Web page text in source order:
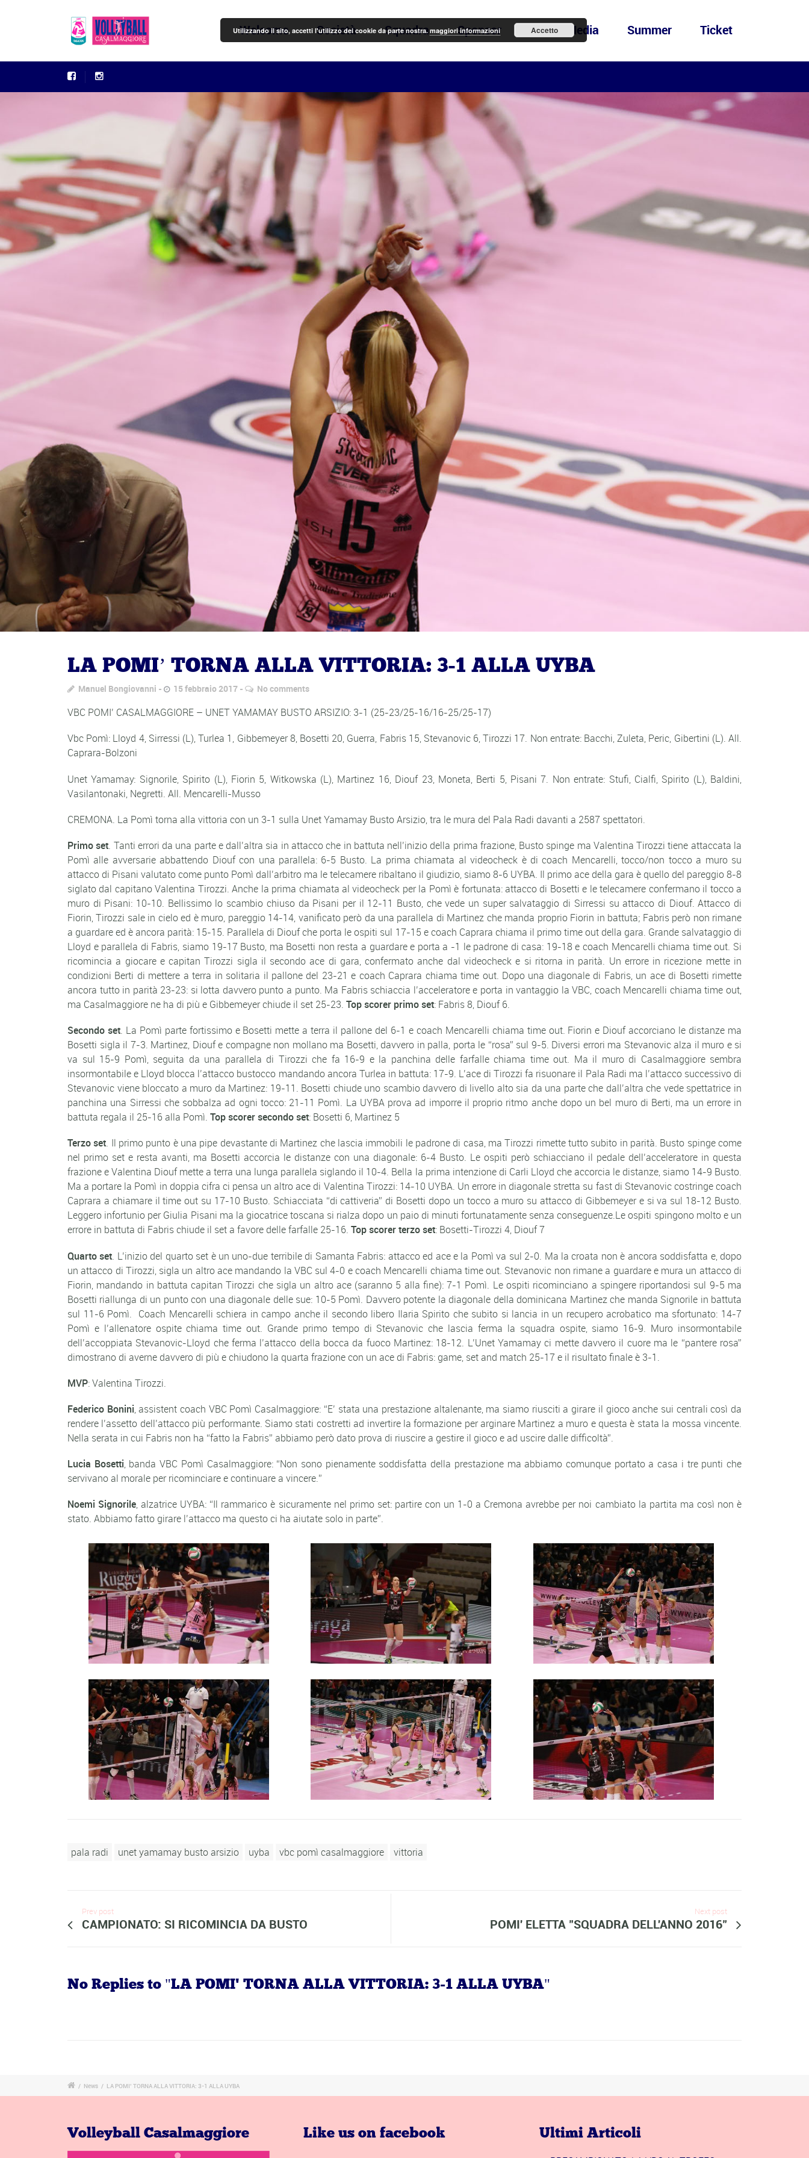
Welcome Società Squadra Sponsor News&Media Summer Ticket
LA POMI’ TORNA ALLA VITTORIA: 3-1 ALLA UYBA
Manuel Bongiovanni 15 febbraio 2017 No comments
VBC POMI’ CASALMAGGIORE – UNET YAMAMAY BUSTO ARSIZIO: 3-1 (25-23/25-16/16-25/25-17)
Vbc Pomì: Lloyd 4, Sirressi (L), Turlea 1, Gibbemeyer 8, Bosetti 20, Guerra, Fabris 15, Stevanovic 6, Tirozzi 17. Non entrate: Bacchi, Zuleta, Peric, Gibertini (L). All.
Caprara-Bolzoni
Unet Yamamay: Signorile, Spirito (L), Fiorin 5, Witkowska (L), Martinez 16, Diouf 23, Moneta, Berti 5, Pisani 7. Non entrate: Stufi, Cialfi, Spirito (L), Baldini,
Vasilantonaki, Negretti. All. Mencarelli-Musso
CREMONA. La Pomì torna alla vittoria con un 3-1 sulla Unet Yamamay Busto Arsizio, tra le mura del Pala Radi davanti a 2587 spettatori.
Primo set. Tanti errori da una parte e dall’altra sia in attacco che in battuta nell’inizio della prima frazione, Busto spinge ma Valentina Tirozzi tiene attaccata la
Pomì alle avversarie abbattendo Diouf con una parallela: 6-5 Busto. La prima chiamata al videocheck è di coach Mencarelli, tocco/non tocco a muro su
attacco di Pisani valutato come punto Pomì dall’arbitro ma le telecamere ribaltano il giudizio, siamo 8-6 UYBA. Il primo ace della gara è quello del pareggio 8-8
siglato dal capitano Valentina Tirozzi. Anche la prima chiamata al videocheck per la Pomì è fortunata: attacco di Bosetti e le telecamere confermano il tocco a
muro di Pisani: 10-10. Bellissimo lo scambio chiuso da Pisani per il 12-11 Busto, che vede un super salvataggio di Sirressi su attacco di Diouf. Attacco di
Fiorin, Tirozzi sale in cielo ed è muro, pareggio 14-14, vanificato però da una parallela di Martinez che manda proprio Fiorin in battuta; Fabris però non rimane
a guardare ed è ancora parità: 15-15. Parallela di Diouf che porta le ospiti sul 17-15 e coach Caprara chiama il primo time out della gara. Grande salvataggio di
Lloyd e parallela di Fabris, siamo 19-17 Busto, ma Bosetti non resta a guardare e porta a -1 le padrone di casa: 19-18 e coach Mencarelli chiama time out. Si
ricomincia a giocare e capitan Tirozzi sigla il secondo ace di gara, confermato anche dal videocheck e si ritorna in parità. Un errore in ricezione mette in
condizioni Berti di mettere a terra in solitaria il pallone del 23-21 e coach Caprara chiama time out. Dopo una diagonale di Fabris, un ace di Bosetti rimette
ancora tutto in parità 23-23: si lotta davvero punto a punto. Ma Fabris schiaccia l’acceleratore e porta in vantaggio la VBC, coach Mencarelli chiama time out,
ma Casalmaggiore ne ha di più e Gibbemeyer chiude il set 25-23. Top scorer primo set: Fabris 8, Diouf 6.
Secondo set. La Pomì parte fortissimo e Bosetti mette a terra il pallone del 6-1 e coach Mencarelli chiama time out. Fiorin e Diouf accorciano le distanze ma
Bosetti sigla il 7-3. Martinez, Diouf e compagne non mollano ma Bosetti, davvero in palla, porta le “rosa” sul 9-5. Diversi errori ma Stevanovic alza il muro e si
va sul 15-9 Pomì, seguita da una parallela di Tirozzi che fa 16-9 e la panchina delle farfalle chiama time out. Ma il muro di Casalmaggiore sembra
insormontabile e Lloyd blocca l’attacco bustocco mandando ancora Turlea in battuta: 17-9. L’ace di Tirozzi fa risuonare il Pala Radi ma l’attacco successivo di
Stevanovic viene bloccato a muro da Martinez: 19-11. Bosetti chiude uno scambio davvero di livello alto sia da una parte che dall’altra che vede spettatrice in
panchina una Sirressi che sobbalza ad ogni tocco: 21-11 Pomì. La UYBA prova ad imporre il proprio ritmo anche dopo un bel muro di Berti, ma un errore in
battuta regala il 25-16 alla Pomì. Top scorer secondo set: Bosetti 6, Martinez 5
Terzo set. Il primo punto è una pipe devastante di Martinez che lascia immobili le padrone di casa, ma Tirozzi rimette tutto subito in parità. Busto spinge come
nel primo set e resta avanti, ma Bosetti accorcia le distanze con una diagonale: 6-4 Busto. Le ospiti però schiacciano il pedale dell’acceleratore in questa
frazione e Valentina Diouf mette a terra una lunga parallela siglando il 10-4. Bella la prima intenzione di Carli Lloyd che accorcia le distanze, siamo 14-9 Busto.
Ma a portare la Pomì in doppia cifra ci pensa un altro ace di Valentina Tirozzi: 14-10 UYBA. Un errore in diagonale stretta su fast di Stevanovic costringe coach
Caprara a chiamare il time out su 17-10 Busto. Schiacciata “di cattiveria” di Bosetti dopo un tocco a muro su attacco di Gibbemeyer e si va sul 18-12 Busto.
Leggero infortunio per Giulia Pisani ma la giocatrice toscana si rialza dopo un paio di minuti fortunatamente senza conseguenze.Le ospiti spingono molto e un
errore in battuta di Fabris chiude il set a favore delle farfalle 25-16. Top scorer terzo set: Bosetti-Tirozzi 4, Diouf 7
Quarto set. L’inizio del quarto set è un uno-due terribile di Samanta Fabris: attacco ed ace e la Pomì va sul 2-0. Ma la croata non è ancora soddisfatta e, dopo
un attacco di Tirozzi, sigla un altro ace mandando la VBC sul 4-0 e coach Mencarelli chiama time out. Stevanovic non rimane a guardare e mura un attacco di
Fiorin, mandando in battuta capitan Tirozzi che sigla un altro ace (saranno 5 alla fine): 7-1 Pomì. Le ospiti ricominciano a spingere riportandosi sul 9-5 ma
Bosetti riallunga di un punto con una diagonale delle sue: 10-5 Pomì. Davvero potente la diagonale della dominicana Martinez che manda Signorile in battuta
sul 11-6 Pomì. Coach Mencarelli schiera in campo anche il secondo libero Ilaria Spirito che subito si lancia in un recupero acrobatico ma sfortunato: 14-7
Pomì e l’allenatore ospite chiama time out. Grande primo tempo di Stevanovic che lascia ferma la squadra ospite, siamo 16-9. Muro insormontabile
dell’accoppiata Stevanovic-Lloyd che ferma l’attacco della bocca da fuoco Martinez: 18-12. L’Unet Yamamay ci mette davvero il cuore ma le “pantere rosa”
dimostrano di averne davvero di più e chiudono la quarta frazione con un ace di Fabris: game, set and match 25-17 e il risultato finale è 3-1.
MVP: Valentina Tirozzi.
Federico Bonini, assistent coach VBC Pomì Casalmaggiore: “E’ stata una prestazione altalenante, ma siamo riusciti a girare il gioco anche sui centrali così da
rendere l’assetto dell’attacco più performante. Siamo stati costretti ad invertire la formazione per arginare Martinez a muro e questa è stata la mossa vincente.
Nella serata in cui Fabris non ha “fatto la Fabris” abbiamo però dato prova di riuscire a gestire il gioco e ad uscire dalle difficoltà”.
Lucia Bosetti, banda VBC Pomì Casalmaggiore: “Non sono pienamente soddisfatta della prestazione ma abbiamo comunque portato a casa i tre punti che
servivano al morale per ricominciare e continuare a vincere.”
Noemi Signorile, alzatrice UYBA: “Il rammarico è sicuramente nel primo set: partire con un 1-0 a Cremona avrebbe per noi cambiato la partita ma così non è
stato. Abbiamo fatto girare l’attacco ma questo ci ha aiutate solo in parte”.
pala radi unet yamamay busto arsizio uyba vbc pomì casalmaggiore vittoria
Prev post
CAMPIONATO: SI RICOMINCIA DA BUSTO
Next post
POMI' ELETTA "SQUADRA DELL'ANNO 2016"
No Replies to "LA POMI' TORNA ALLA VITTORIA: 3-1 ALLA UYBA"
/ News / LA POMI’ TORNA ALLA VITTORIA: 3-1 ALLA UYBA
Volleyball Casalmaggiore Like us on facebook Ultimi Articoli
Utilizzando il sito, accetti l'utilizzo dei cookie da parte nostra.maggiori informazioni Accetto